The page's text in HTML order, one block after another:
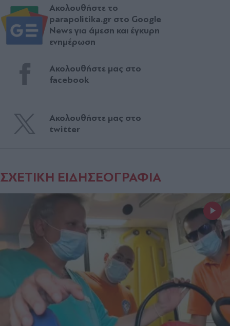
Ακολουθήστε το
parapolitika.gr στο Google
News για άμεση και έγκυρη
ενημέρωση
Ακολουθήστε μας στο
facebook
Ακολουθήστε μας στο
twitter
ΣΧΕΤΙΚΗ ΕΙΔΗΣΕΟΓΡΑΦΙΑ